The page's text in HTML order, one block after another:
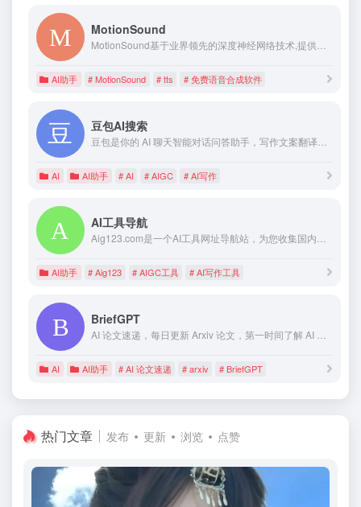
MotionSound
MotionSound基于业界领先的深度神经网络技术,提供流畅自然的语音合成服务,让人机沟通更自然,便捷
AI助手 # MotionSound # tts # 免费语音合成软件
豆包AI搜索
豆包是你的 AI 聊天智能对话问答助手，写作文案翻译情感陪伴编程全能工具。豆包为你答疑解惑，提供灵感，辅助创作，也可以和你畅聊任何你感兴趣的话题。
AI AI助手 # AI # AIGC # AI写作
AI工具导航
Aig123.com是一个AI工具网址导航站，为您收集国内外AI工具、网站、软件、APP，涵盖AI写作、AI绘画、AI聊天、AI视频、AI音乐、AI游戏、AI办公、AI编程等领域，同时为您分享各类AI热点资讯、AI市场信息、AI软件教程、AI学习研究、AI行业应用等等……
AI助手 # Aig123 # AIGC工具 # AI写作工具
BriefGPT
AI 论文速递，每日更新 Arxiv 论文，第一时间了解 AI 最新动态
AI AI助手 # AI 论文速递 # arxiv # BriefGPT
热门文章 发布 更新 浏览 点赞